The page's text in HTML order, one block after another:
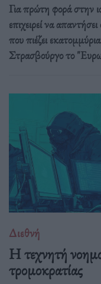
Για πρώτη φορά στην
επιχειρεί να
που πιέζει
Στρασβούργο το
Διεθνή
Η τεχνητή
τρομοκρατίας